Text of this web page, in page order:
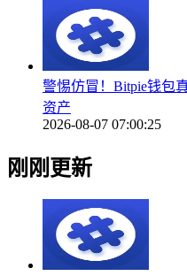
警惕仿冒！Bitpie钱包
资产
2026-08-07 07:00:25
刚刚更新